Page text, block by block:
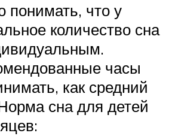
понимать, что у
количество сна
часы
как средний
сна для детей